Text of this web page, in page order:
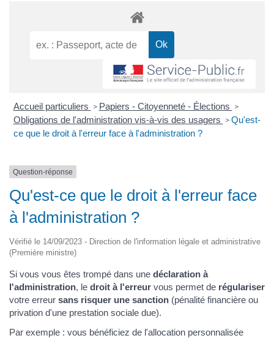
Accueil particuliers > Papiers - Citoyenneté - Élections >
Obligations de l'administration vis-à-vis des usagers > Qu'est-
ce que le droit à l'erreur face à l'administration ?
Question-réponse
Qu'est-ce que le droit à l'erreur face
à l'administration ?
Vérifié le 14/09/2023 - Direction de l'information légale et administrative
(Première ministre)
Si vous vous êtes trompé dans une déclaration à
l'administration, le droit à l'erreur vous permet de régulariser
votre erreur sans risquer une sanction (pénalité financière ou
privation d'une prestation sociale due).
Par exemple : vous bénéficiez de l'allocation personnalisée